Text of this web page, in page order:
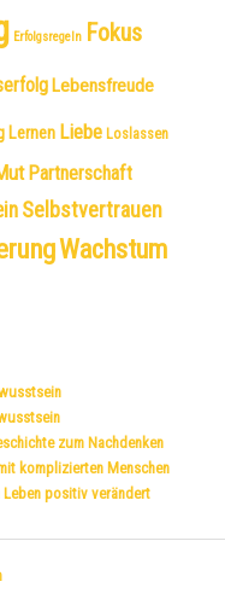
Erfolgsregeln Fokus
Lebensfreude
Lernen Liebe Loslassen
Partnerschaft
Selbstvertrauen
Wachstum
zum Nachdenken
komplizierten Menschen
Leben positiv verändert